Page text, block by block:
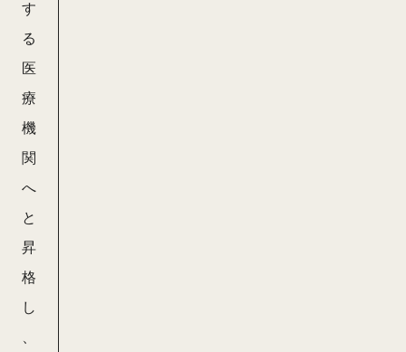
す
る
医
療
機
関
へ
と
昇
格
し